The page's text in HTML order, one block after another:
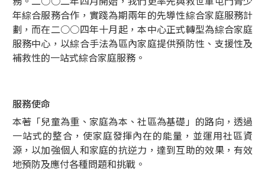
年綜合服務合作，實踐為期兩年的先導性綜合家庭服務計
劃，而在二○○四年十月起，本中心正式轉型為綜合家庭
服務中心，以綜合手法為區內家庭提供預防性、支援性及
補救性的一站式綜合家庭服務。
服務使命
本著「兒童為重、家庭為本、社區為基礎」的路向，透過
一站式的整合，使家庭發揮內在的能量，並運用社區資
源，以加強個人和家庭的抗逆力，達到互助的效果，有效
地預防及應付各種問題和挑戰。